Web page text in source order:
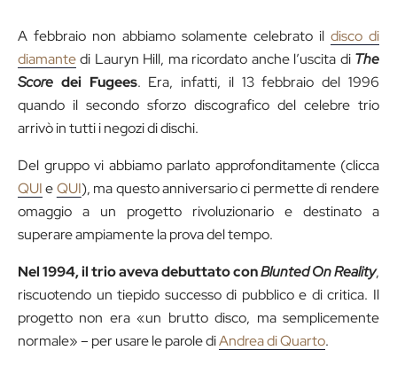
A febbraio non abbiamo solamente celebrato il disco di
diamantedi Lauryn Hill, ma ricordato anche l’uscita di The
Score dei Fugees. Era, infatti, il 13 febbraio del 1996
quando il secondo sforzo discografico del celebre trio
arrivò in tutti i negozi di dischi.
Del gruppo vi abbiamo parlato approfonditamente (clicca
QUIeQUI), ma questo anniversario ci permette di rendere
omaggio a un progetto rivoluzionario e destinato a
superare ampiamente la prova del tempo.
Nel 1994, il trio aveva debuttato conBlunted On Reality,
riscuotendo un tiepido successo di pubblico e di critica. Il
progetto non era «un brutto disco, ma semplicemente
normale» – per usare le parole diAndrea di Quarto.